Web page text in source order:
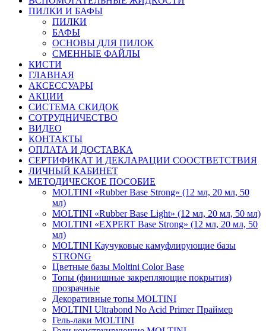
ПИЛКИ И БАФЫ
ПИЛКИ
БАФЫ
ОСНОВЫ ДЛЯ ПИЛОК
СМЕННЫЕ ФАЙЛЫ
КИСТИ
ГЛАВНАЯ
АКСЕССУАРЫ
АКЦИИ
СИСТЕМА СКИДОК
СОТРУДНИЧЕСТВО
ВИДЕО
КОНТАКТЫ
ОПЛАТА И ДОСТАВКА
СЕРТИФИКАТ И ДЕКЛАРАЦИИ СООСТВЕТСТВИЯ
ЛИЧНЫЙ КАБИНЕТ
МЕТОДИЧЕСКОЕ ПОСОБИЕ
MOLTINI «Rubber Base Strong» (12 мл, 20 мл, 50
мл)
MOLTINI «Rubber Base Light» (12 мл, 20 мл, 50 мл)
MOLTINI «EXPERT Base Strong» (12 мл, 20 мл, 50
мл)
MOLTINI Каучуковые камуфлирующие базы
STRONG
Цветные базы Moltini Color Base
Топы (финишные закрепляющие покрытия)
прозрачные
Декоративные топы MOLTINI
MOLTINI Ultrabond No Acid Primer Праймер
Гель-лаки MOLTINI